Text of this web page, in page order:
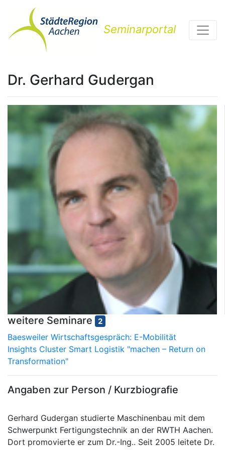
Seminarportal
Dr. Gerhard Gudergan
weitere Seminare 2
Baesweiler Wirtschaftsgespräch: E-Mobilität
Insights Cluster Smart Logistik "machen – Return on
Transformation"
Angaben zur Person / Kurzbiografie
Gerhard Gudergan studierte Maschinenbau mit dem
Schwerpunkt Fertigungstechnik an der RWTH Aachen.
Dort promovierte er zum Dr.-Ing.. Seit 2005 leitete Dr.